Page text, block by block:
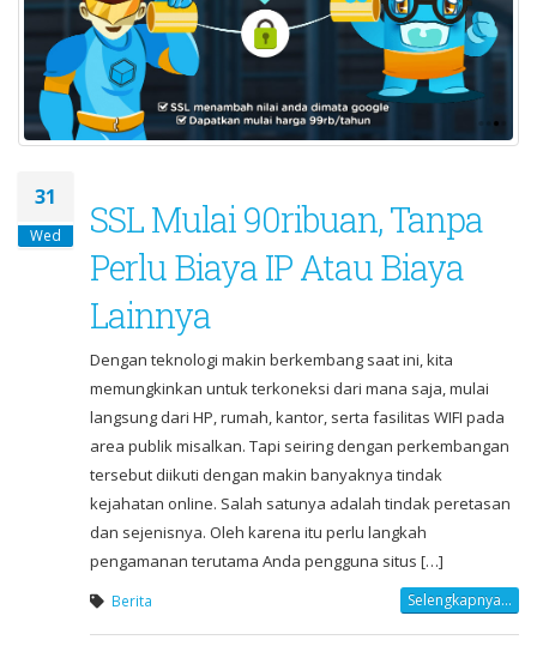
31
Wed
SSL Mulai 90ribuan, Tanpa
Perlu Biaya IP Atau Biaya
Lainnya
Dengan teknologi makin berkembang saat ini, kita
memungkinkan untuk terkoneksi dari mana saja, mulai
langsung dari HP, rumah, kantor, serta fasilitas WIFI pada
area publik misalkan. Tapi seiring dengan perkembangan
tersebut diikuti dengan makin banyaknya tindak
kejahatan online. Salah satunya adalah tindak peretasan
dan sejenisnya. Oleh karena itu perlu langkah
pengamanan terutama Anda pengguna situs […]
Berita Selengkapnya...